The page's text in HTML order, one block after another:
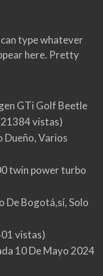
type whatever
here. Pretty
GTi Golf Beetle
vistas)
Dueño, Varios
twin power turbo
De Bogotá,sí, Solo
vistas)
10 De Mayo 2024